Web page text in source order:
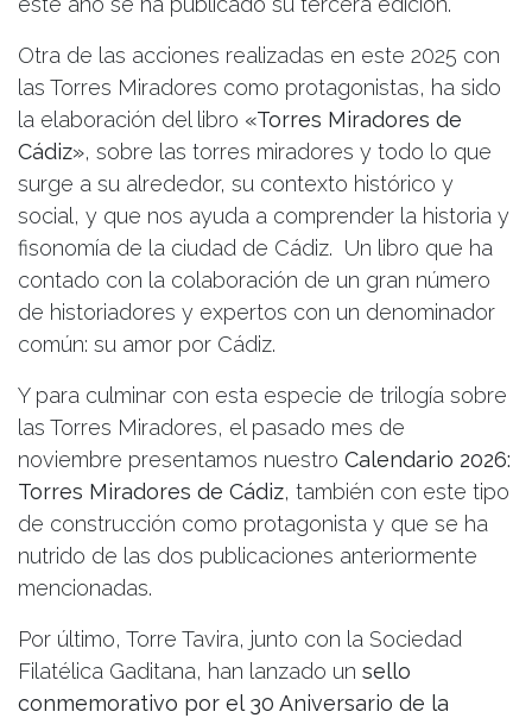
Otra de las acciones realizadas en este 2025 con
las Torres Miradores como protagonistas, ha sido
la elaboración del libro «Torres Miradores de
Cádiz», sobre las torres miradores y todo lo que
surge a su alrededor, su contexto histórico y
social, y que nos ayuda a comprender la historia y
fisonomía de la ciudad de Cádiz. Un libro que ha
contado con la colaboración de un gran número
de historiadores y expertos con un denominador
común: su amor por Cádiz.
Y para culminar con esta especie de trilogía sobre
las Torres Miradores, el pasado mes de
noviembre presentamos nuestro Calendario 2026:
Torres Miradores de Cádiz, también con este tipo
de construcción como protagonista y que se ha
nutrido de las dos publicaciones anteriormente
mencionadas.
Por último, Torre Tavira, junto con la Sociedad
Filatélica Gaditana, han lanzado un sello
conmemorativo por el 30 Aniversario de la